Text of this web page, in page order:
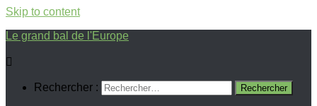
Skip to content
Le grand bal de l'Europe
Rechercher :